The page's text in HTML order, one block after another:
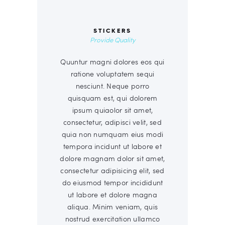
STICKERS
Provide Quality
Quuntur magni dolores eos qui
ratione voluptatem sequi
nesciunt. Neque porro
quisquam est, qui dolorem
ipsum quiaolor sit amet,
consectetur, adipisci velit, sed
quia non numquam eius modi
tempora incidunt ut labore et
dolore magnam dolor sit amet,
consectetur adipisicing elit, sed
do eiusmod tempor incididunt
ut labore et dolore magna
aliqua. Minim veniam, quis
nostrud exercitation ullamco